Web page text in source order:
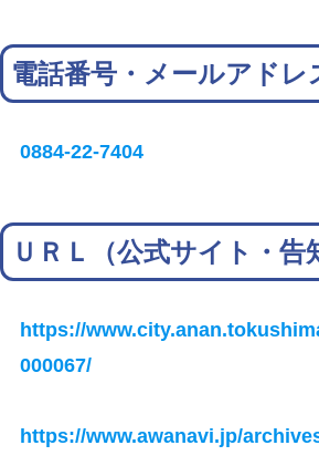
電話番号・メールアドレ
0884-22-7404
ＵＲＬ（公式サイト・告
https://
000067/
https://www.awanavi.jp/